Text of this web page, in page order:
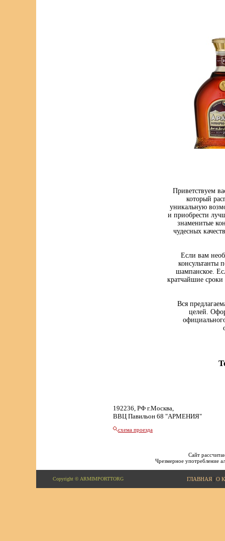
Приветствуем
который
уникальную
и приобрести
знаменитые
чудесных
Если вам
консультанты
шампанское.
кратчайшие
Вся
целей.
192236, РФ г.Москва,
ВВЦ Павильон 68 "АРМЕНИЯ"
схема проезда
Сайт
Чрезмерное употребление
Copyright © ARMIMPORTTORG ГЛАВНАЯ| О